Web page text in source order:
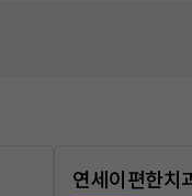
연세이편한치